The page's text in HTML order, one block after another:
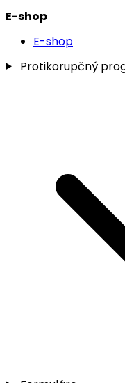
E-shop
E-shop
Protikorupčný